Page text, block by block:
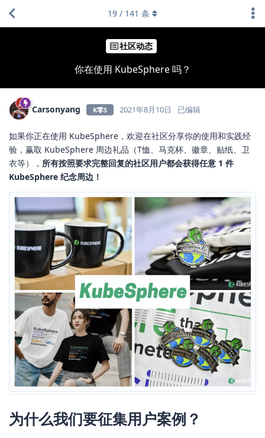
社区动态
你在使用 KubeSphere 吗？
19 / 141 条
Carsonyang K零S 2021年8月10日 已编辑
如果你正在使用 KubeSphere，欢迎在社区分享你的使用和实践经
验，赢取 KubeSphere 周边礼品（T恤、马克杯、徽章、贴纸、卫
衣等）， 所有按照要求完整回复的社区用户都会获得任意 1 件
KubeSphere 纪念周边！
为什么我们要征集用户案例？